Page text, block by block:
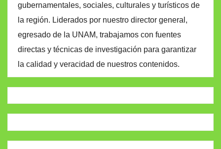
gubernamentales, sociales, culturales y turísticos de
la región. Liderados por nuestro director general,
egresado de la UNAM, trabajamos con fuentes
directas y técnicas de investigación para garantizar
la calidad y veracidad de nuestros contenidos.